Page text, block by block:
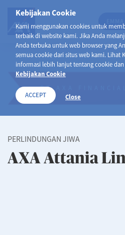
Kebijakan Cookie
Kami menggunakan cookies untuk
terbaik di website kami. Jika Anda
Anda terbuka untuk web browser yang
semua cookie dari situs web kami. Lihat
informasi lebih lanjut tentang cookie
Kebijakan Cookie
ACCEPT Close
PT AXA
PERLINDUNGAN JIWA
AXA Attania